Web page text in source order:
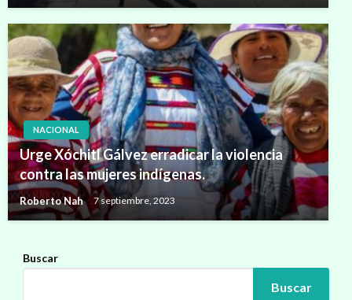
NACIONAL
Urge Xóchitl Gálvez erradicar la violencia
contra las mujeres indígenas.
Roberto Nah 7 septiembre, 2023
Buscar
Buscar